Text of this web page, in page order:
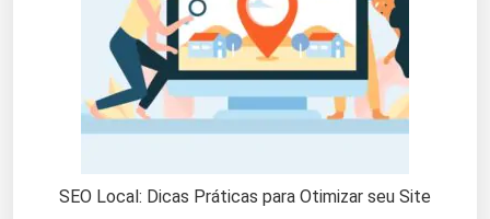
SEO Local: Dicas Práticas para Otimizar seu Site